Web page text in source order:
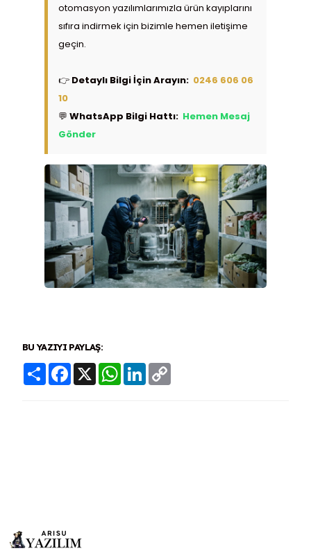
otomasyon yazılımlarımızla ürün kayıplarını
sıfıra indirmek için bizimle hemen iletişime
geçin.
👉 Detaylı Bilgi İçin Arayın: 0246 606 06
10
💬 WhatsApp Bilgi Hattı: Hemen Mesaj
Gönder
BU YAZIYI PAYLAŞ:
Share Facebook
X WhatsApp
LinkedIn